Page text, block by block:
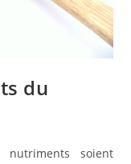
du
soient